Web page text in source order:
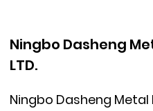
Ningbo Dasheng
LTD.
Ningbo Dasheng